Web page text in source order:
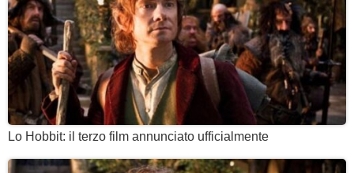
Lo Hobbit: il terzo film annunciato ufficialmente